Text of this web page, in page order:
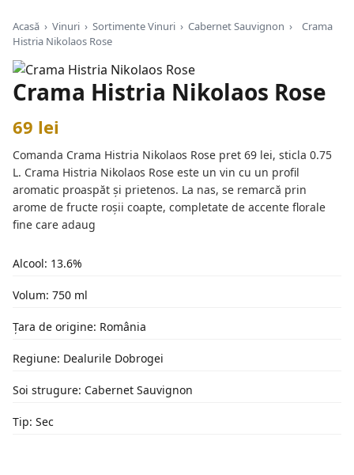
Acasă › Vinuri › Sortimente Vinuri › Cabernet Sauvignon ›
Crama
Histria Nikolaos Rose
Crama Histria Nikolaos Rose
69 lei
Comanda Crama Histria Nikolaos Rose pret 69 lei, sticla 0.75
L. Crama Histria Nikolaos Rose este un vin cu un profil
aromatic proaspăt și prietenos. La nas, se remarcă prin
arome de fructe roșii coapte, completate de accente florale
fine care adaug
Alcool: 13.6%
Volum: 750 ml
Țara de origine: România
Regiune: Dealurile Dobrogei
Soi strugure: Cabernet Sauvignon
Tip: Sec